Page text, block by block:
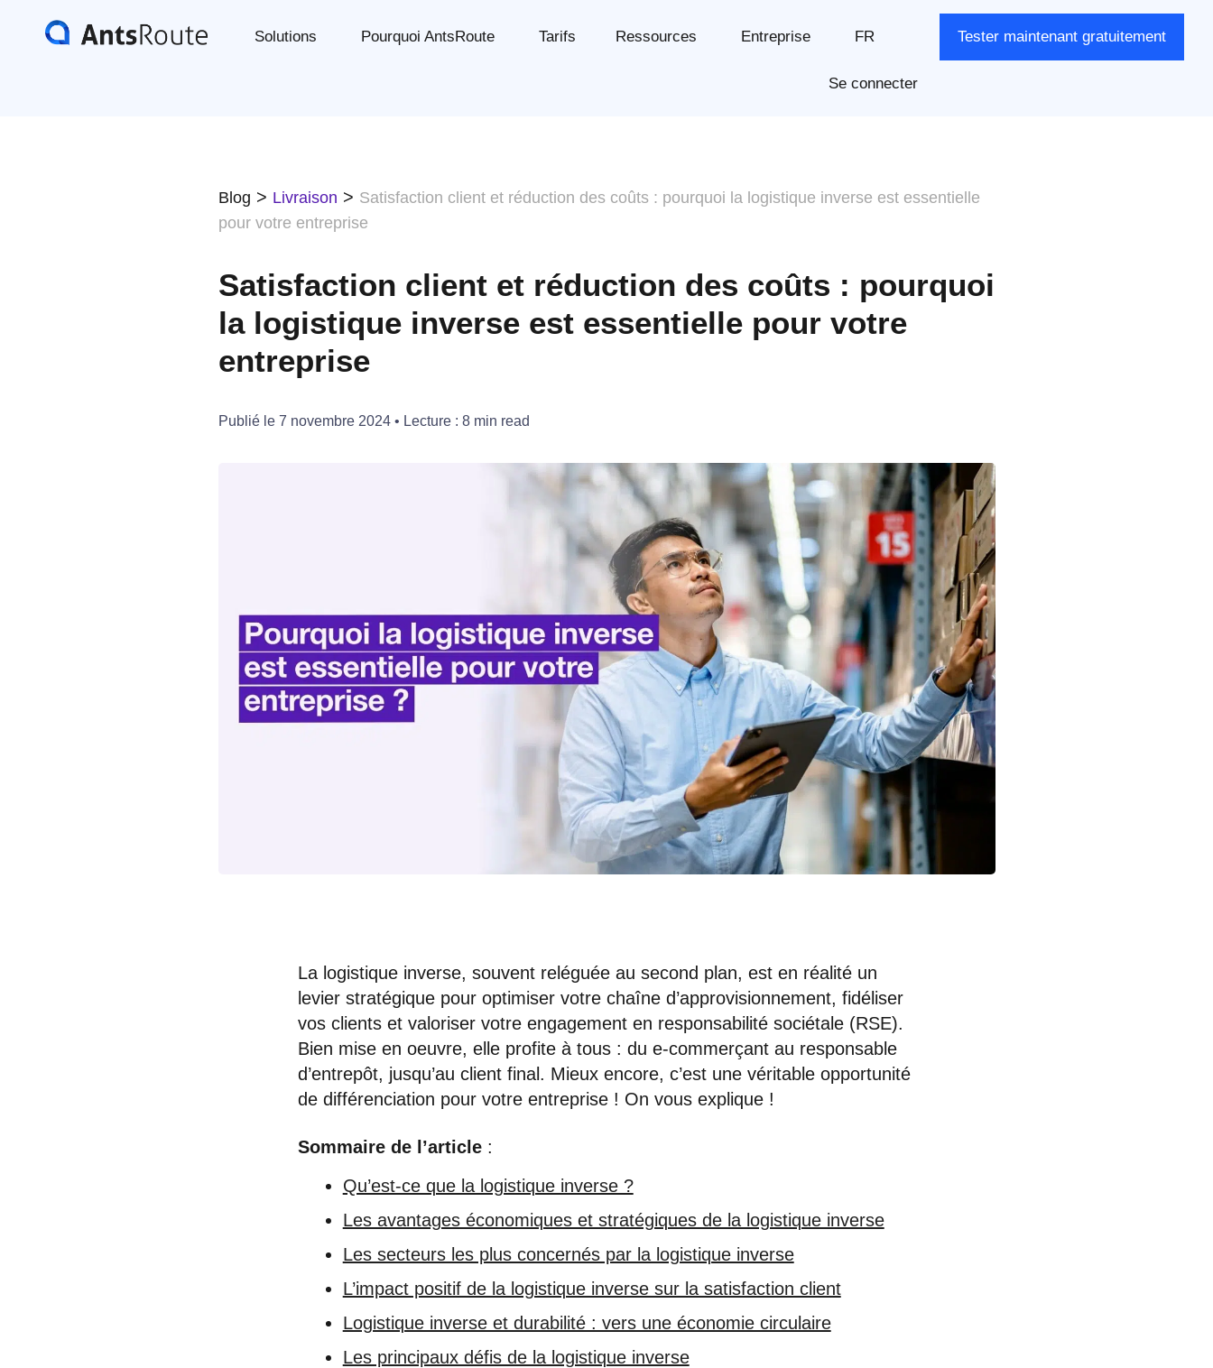
Solutions Pourquoi AntsRoute Tarifs Ressources Entreprise FR Tester maintenant gratuitement
Se connecter
Blog > Livraison > Satisfaction client et réduction des coûts : pourquoi la logistique inverse est essentielle
pour votre entreprise
Satisfaction client et réduction des coûts : pourquoi
la logistique inverse est essentielle pour votre
entreprise
Publié le7 novembre 2024 • Lecture :8 min read
La logistique inverse, souvent reléguée au second plan, est en réalité un
levier stratégique pour optimiser votre chaîne d’approvisionnement, fidéliser
vos clients et valoriser votre engagement en responsabilité sociétale (RSE).
Bien mise en oeuvre, elle profite à tous : du e-commerçant au responsable
d’entrepôt, jusqu’au client final. Mieux encore, c’est une véritable opportunité
de différenciation pour votre entreprise ! On vous explique !
Sommaire de l’article:
Qu’est-ce que la logistique inverse ?
Les avantages économiques et stratégiques de la logistique inverse
Les secteurs les plus concernés par la logistique inverse
L’impact positif de la logistique inverse sur la satisfaction client
Logistique inverse et durabilité : vers une économie circulaire
Les principaux défis de la logistique inverse